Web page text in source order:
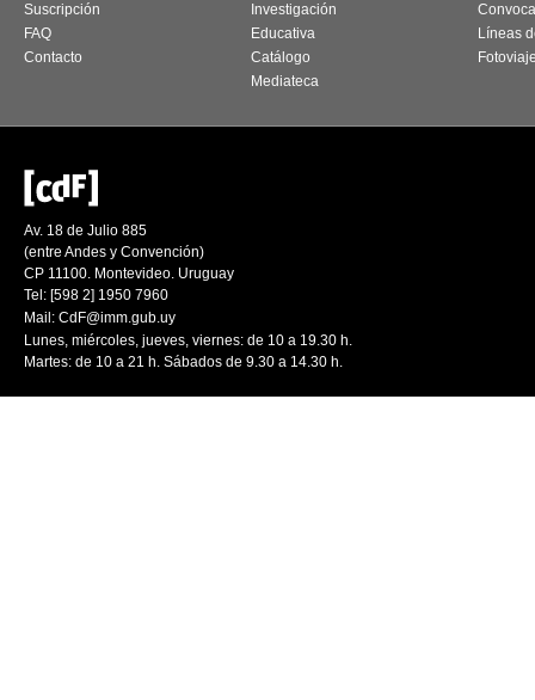
Suscripción
FAQ
Contacto
Investigación
Educativa
Catálogo
Mediateca
Líneas
Av. 18 de Julio 885
(entre Andes y Convención)
CP 11100. Montevideo. Uruguay
Tel: [598 2] 1950 7960
Mail: CdF@imm.gub.uy
Lunes, miércoles, jueves, viernes: de 10 a 19.30 h.
Martes: de 10 a 21 h. Sábados de 9.30 a 14.30 h.